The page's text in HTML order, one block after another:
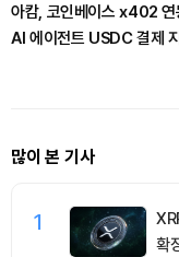
아캄, 코인베이스 x402
AI 에이전트 USDC 결제
많이 본 기사
1
확